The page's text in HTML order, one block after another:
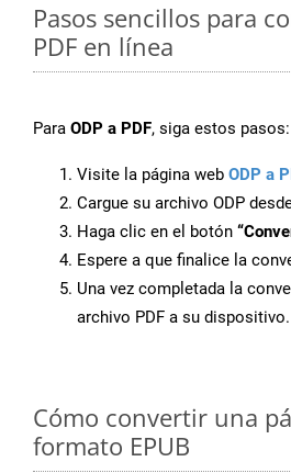
Pasos sencillos para
PDF en línea
Para ODP a PDF, siga estos pasos:
Visite la página web ODP a
Cargue su archivo ODP
Haga clic en el botón
Espere a que finalice la
Una vez completada la
archivo PDF a su dispositivo.
Cómo convertir una
formato EPUB